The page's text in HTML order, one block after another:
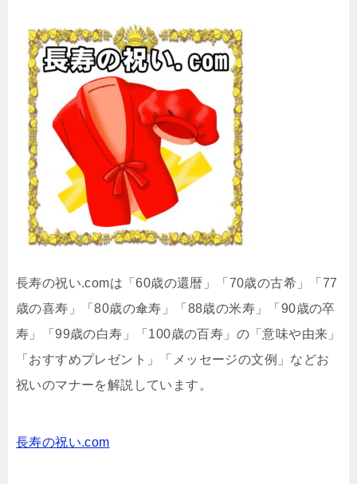
長寿の祝い.comは「60歳の還暦」「70歳の古希」「77
歳の喜寿」「80歳の傘寿」「88歳の米寿」「90歳の卒
寿」「99歳の白寿」「100歳の百寿」の「意味や由来」
「おすすめプレゼント」「メッセージの文例」などお
祝いのマナーを解説しています。
長寿の祝い.com